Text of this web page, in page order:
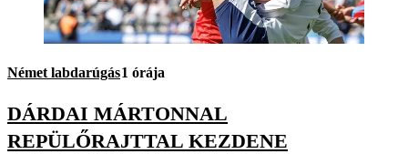
Német labdarúgás1 órája
DÁRDAI MÁRTONNAL
REPÜLŐRAJTTAL KEZDENE